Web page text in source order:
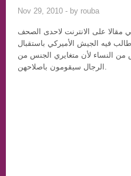
Nov 29, 2010 - by rouba
مقالا على الانترنت لاحدى الصحف
طالب فيه الجيش الأميركي باستقبال
من النساء لأن متغايري الجنس من
الرجال سيقومون باصلاحهن.